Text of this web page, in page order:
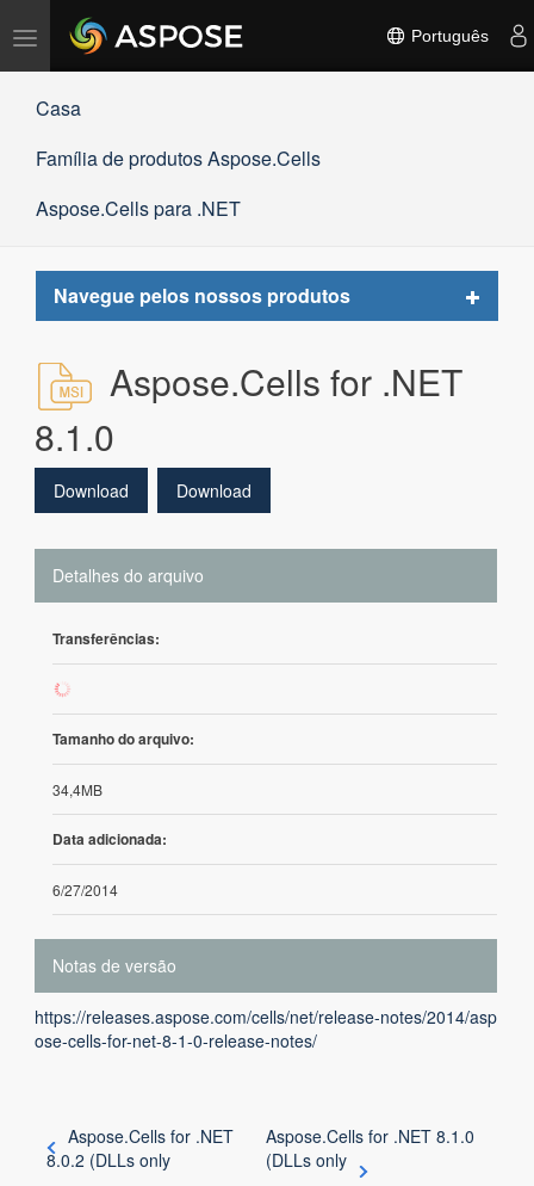
Alternar
navegação
Português
Casa
Família de produtos Aspose.Cells
Aspose.Cells para .NET
Navegue pelos nossos produtos
Toggle
Aspose.Cells for .NET
8.1.0
Download Download
Detalhes do arquivo
Transferências:
737
Tamanho do arquivo:
34,4MB
Data adicionada:
6/27/2014
Notas de versão
https://releases.aspose.com/cells/net/release-notes/2014/asp
ose-cells-for-net-8-1-0-release-notes/
Aspose.Cells for .NET
8.0.2 (DLLs only
Aspose.Cells for .NET 8.1.0
(DLLs only